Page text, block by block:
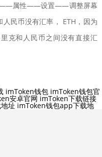
——属性——设置——调整屏幕
民币没有汇率， ETH，因为
克和人民币之间没有直接汇
imToken钱包 imToken钱包官
安卓官网 imToken下载链接
址 imToken钱包app下载地